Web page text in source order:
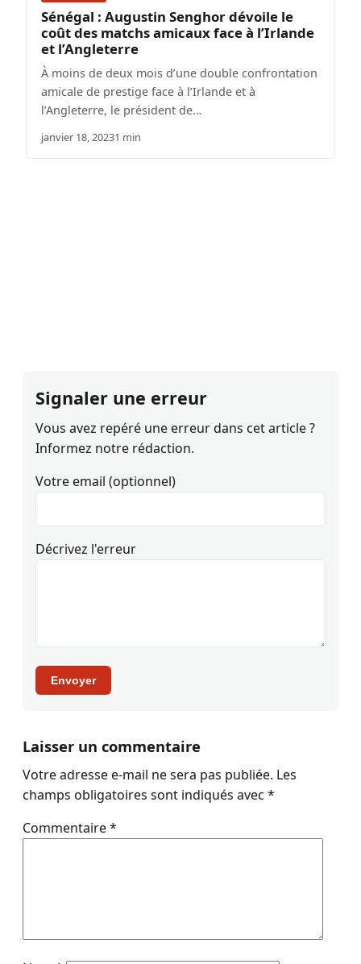
Sénégal : Augustin Senghor dévoile le
coût des matchs amicaux face à l’Irlande
et l’Angleterre
À moins de deux mois d’une double confrontation
amicale de prestige face à l’Irlande et à
l’Angleterre, le président de…
janvier 18, 20231 min
Signaler une erreur
Vous avez repéré une erreur dans cet article ?
Informez notre rédaction.
Votre email (optionnel)
Décrivez l'erreur
Envoyer
Laisser un commentaire
Votre adresse e-mail ne sera pas publiée. Les
champs obligatoires sont indiqués avec *
Commentaire*